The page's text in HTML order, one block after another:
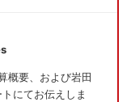
概要、および岩田
にてお伝えしま